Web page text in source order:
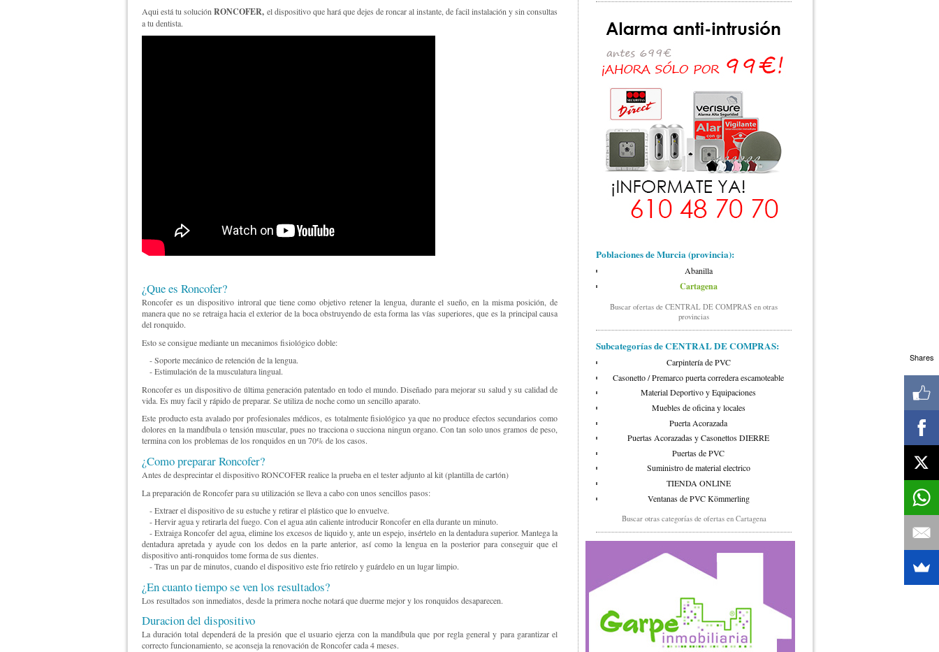
Aqui está tu solución RONCOFER, el dispositivo que hará que dejes de roncar al instante, de facil instalación y sin consultas
a tu dentista.
¿Que es Roncofer?
Roncofer es un dispositivo introral que tiene como objetivo retener la lengua, durante el sueño, en la misma posición, de
manera que no se retraiga hacia el exterior de la boca obstruyendo de esta forma las vías superiores, que es la principal causa
del ronquido.
Esto se consigue mediante un mecanimos fisiológico doble:
- Soporte mecánico de retención de la lengua.
- Estimulación de la musculatura lingual.
Roncofer es un dispositivo de última generación patentado en todo el mundo. Diseñado para mejorar su salud y su calidad de
vida. Es muy facil y rápido de preparar. Se utiliza de noche como un sencillo aparato.
Este producto esta avalado por profesionales médicos, es totalmente fisiológico ya que no produce efectos secundarios como
dolores en la mandíbula o tensión muscular, pues no tracciona o succiona ningun organo. Con tan solo unos gramos de peso,
termina con los problemas de los ronquidos en un 70% de los casos.
¿Como preparar Roncofer?
Antes de desprecintar el dispositivo RONCOFER realice la prueba en el tester adjunto al kit (plantilla de cartón)
La preparación de Roncofer para su utilización se lleva a cabo con unos sencillos pasos:
- Extraer el dispositivo de su estuche y retirar el plástico que lo envuelve.
- Hervir agua y retirarla del fuego. Con el agua aún caliente introducir Roncofer en ella durante un minuto.
- Extraiga Roncofer del agua, elimine los excesos de liquido y, ante un espejo, insértelo en la dentadura superior. Mantega la
dentadura apretada y ayude con los dedos en la parte anterior, así como la lengua en la posterior para conseguir que el
dispositivo anti-ronquidos tome forma de sus dientes.
- Tras un par de minutos, cuando el dispositivo este frio retírelo y guárdelo en un lugar limpio.
¿En cuanto tiempo se ven los resultados?
Los resultados son inmediatos, desde la primera noche notará que duerme mejor y los ronquidos desaparecen.
Duracion del dispositivo
La duración total dependerá de la presión que el usuario ejerza con la mandíbula que por regla general y para garantizar el
correcto funcionamiento, se aconseja la renovación de Roncofer cada 4 meses.
Poblaciones de Murcia (provincia):
Abanilla
Cartagena
Buscar ofertas de CENTRAL DE COMPRAS en otras
provincias
Subcategorías de CENTRAL DE COMPRAS:
Carpintería de PVC
Casonetto / Premarco puerta corredera escamoteable
Material Deportivo y Equipaciones
Muebles de oficina y locales
Puerta Acorazada
Puertas Acorazadas y Casonettos DIERRE
Puertas de PVC
Suministro de material electrico
TIENDA ONLINE
Ventanas de PVC Kömmerling
Buscar otras categorías de ofertas en Cartagena
Shares